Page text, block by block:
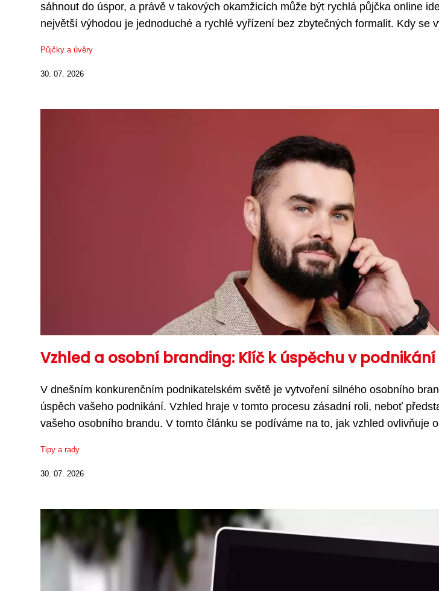
sáhnout do úspor, a právě v takových okamžicích může být rychlá půjčka online
největší výhodou je jednoduché a rychlé vyřízení bez zbytečných formalit. Kdy se
Půjčky a úvěry
30. 07. 2026
Vzhled a osobní branding: Klíč k úspěchu v podnikání
V dnešním konkurenčním podnikatelském světě je vytvoření silného osobního
úspěch vašeho podnikání. Vzhled hraje v tomto procesu zásadní roli, neboť
vašeho osobního brandu. V tomto článku se podíváme na to, jak vzhled ovlivňuje
Tipy a rady
30. 07. 2026